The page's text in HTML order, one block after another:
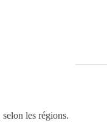
selon les régions.